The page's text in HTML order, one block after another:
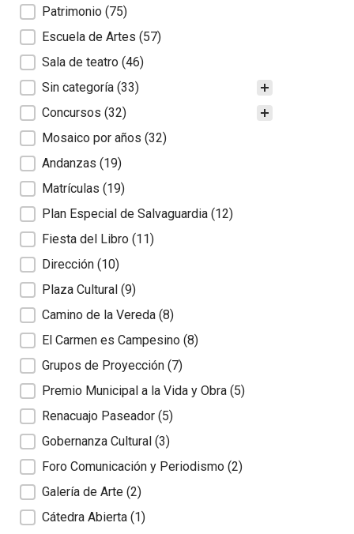
Patrimonio (75)
Escuela de Artes (57)
Sala de teatro (46)
Sin categoría (33)
Concursos (32)
Mosaico por años (32)
Andanzas (19)
Matrículas (19)
Plan Especial de Salvaguardia (12)
Fiesta del Libro (11)
Dirección (10)
Plaza Cultural (9)
Camino de la Vereda (8)
El Carmen es Campesino (8)
Grupos de Proyección (7)
Premio Municipal a la Vida y Obra (5)
Renacuajo Paseador (5)
Gobernanza Cultural (3)
Foro Comunicación y Periodismo (2)
Galería de Arte (2)
Cátedra Abierta (1)